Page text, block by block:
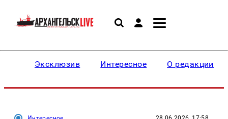
Эксклюзив Интересное О редакции